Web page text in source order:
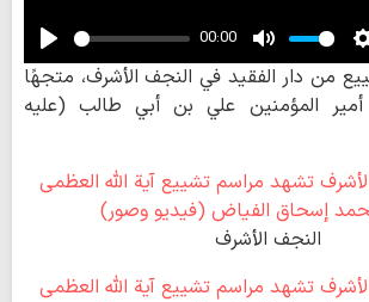
Play
00:00
Mute
من دار الفقيد في النجف الأشرف، متجهًا
أمير المؤمنين علي بن أبي طالب (عليه
النجف الأشرف